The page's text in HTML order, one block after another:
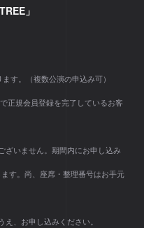
」
す。（複数公演の申込み可）
正規会員登録を完了しているお客
ざいません。期間内にお申し込み
す。尚、座席・整理番号はお手元
、お申し込みください。